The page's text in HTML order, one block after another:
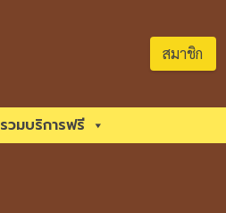
สมาชิก
รวมบริการฟรี